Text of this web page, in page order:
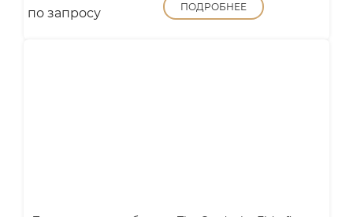
по запросу ПОДРОБНЕЕ